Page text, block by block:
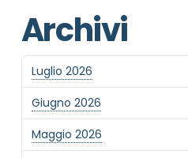
Archivi
Luglio 2026
Giugno 2026
Maggio 2026